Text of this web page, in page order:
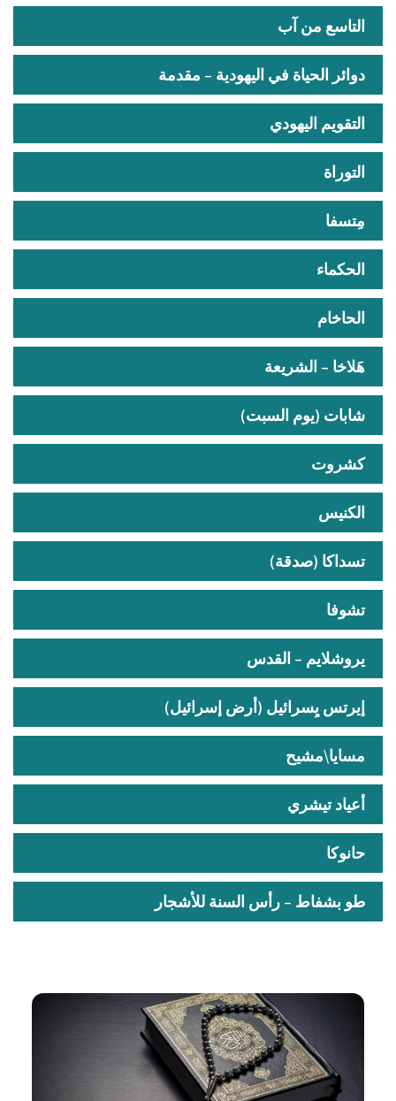
التاسع من آب
دوائر الحياة في اليهودية – مقدمة
التقويم اليهودي
التوراة
مِتسفا
الحكماء
الحاخام
هَلاخا – الشريعة
شابات (يوم السبت)
كشروت
الكنيس
تسداكا (صدقة)
تشوفا
يروشلايم – القدس
إيرتس يِسرائيل (أرض إسرائيل)
مسايا\مشيح
أعياد تيشري
حانوكا
طو بشفاط – رأس السنة للأشجار